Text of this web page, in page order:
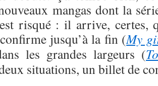
mangas dont la
risqué : il arrive, certes,
jusqu’à la fin (My
les grandes largeurs (
situations, un billet de